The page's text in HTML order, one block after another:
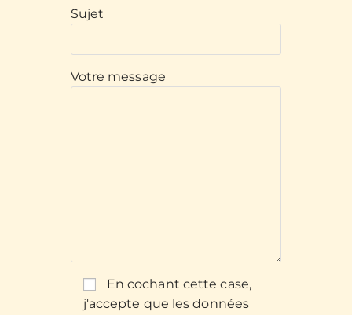
Sujet
Votre message
En cochant cette case,
j'accepte que les données